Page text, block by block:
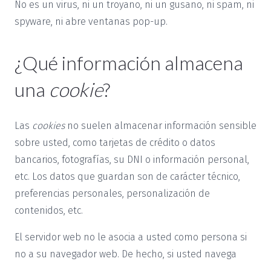
No es un virus, ni un troyano, ni un gusano, ni spam, ni
spyware, ni abre ventanas pop-up.
¿Qué información almacena
una cookie?
Las cookiesno suelen almacenar información sensible
sobre usted, como tarjetas de crédito o datos
bancarios, fotografías, su DNI o información personal,
etc. Los datos que guardan son de carácter técnico,
preferencias personales, personalización de
contenidos, etc.
El servidor web no le asocia a usted como persona si
no a su navegador web. De hecho, si usted navega